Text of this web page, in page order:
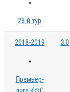
»
28-й тур
2018-2019
»
Премьер-
3:0